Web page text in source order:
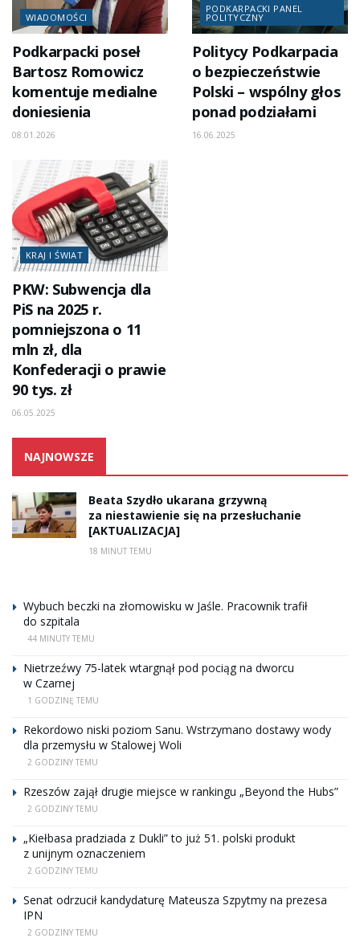
WIADOMOŚCI
Podkarpacki poseł
Bartosz Romowicz
komentuje medialne
doniesienia
08.01.2026
PODKARPACKI PANEL
POLITYCZNY
Politycy Podkarpacia
o bezpieczeństwie
Polski – wspólny głos
ponad podziałami
16.06.2025
KRAJ I ŚWIAT
PKW: Subwencja dla
PiS na 2025 r.
pomniejszona o 11
mln zł, dla
Konfederacji o prawie
90 tys. zł
06.05.2025
NAJNOWSZE
Beata Szydło ukarana grzywną
za niestawienie się na przesłuchanie
[AKTUALIZACJA]
18 MINUT TEMU
Wybuch beczki na złomowisku w Jaśle. Pracownik trafił
do szpitala
44 MINUTY TEMU
Nietrzeźwy 75-latek wtargnął pod pociąg na dworcu
w Czarnej
1 GODZINĘ TEMU
Rekordowo niski poziom Sanu. Wstrzymano dostawy wody
dla przemysłu w Stalowej Woli
2 GODZINY TEMU
Rzeszów zajął drugie miejsce w rankingu „Beyond the Hubs”
2 GODZINY TEMU
„Kiełbasa pradziada z Dukli” to już 51. polski produkt
z unijnym oznaczeniem
2 GODZINY TEMU
Senat odrzucił kandydaturę Mateusza Szpytmy na prezesa
IPN
2 GODZINY TEMU